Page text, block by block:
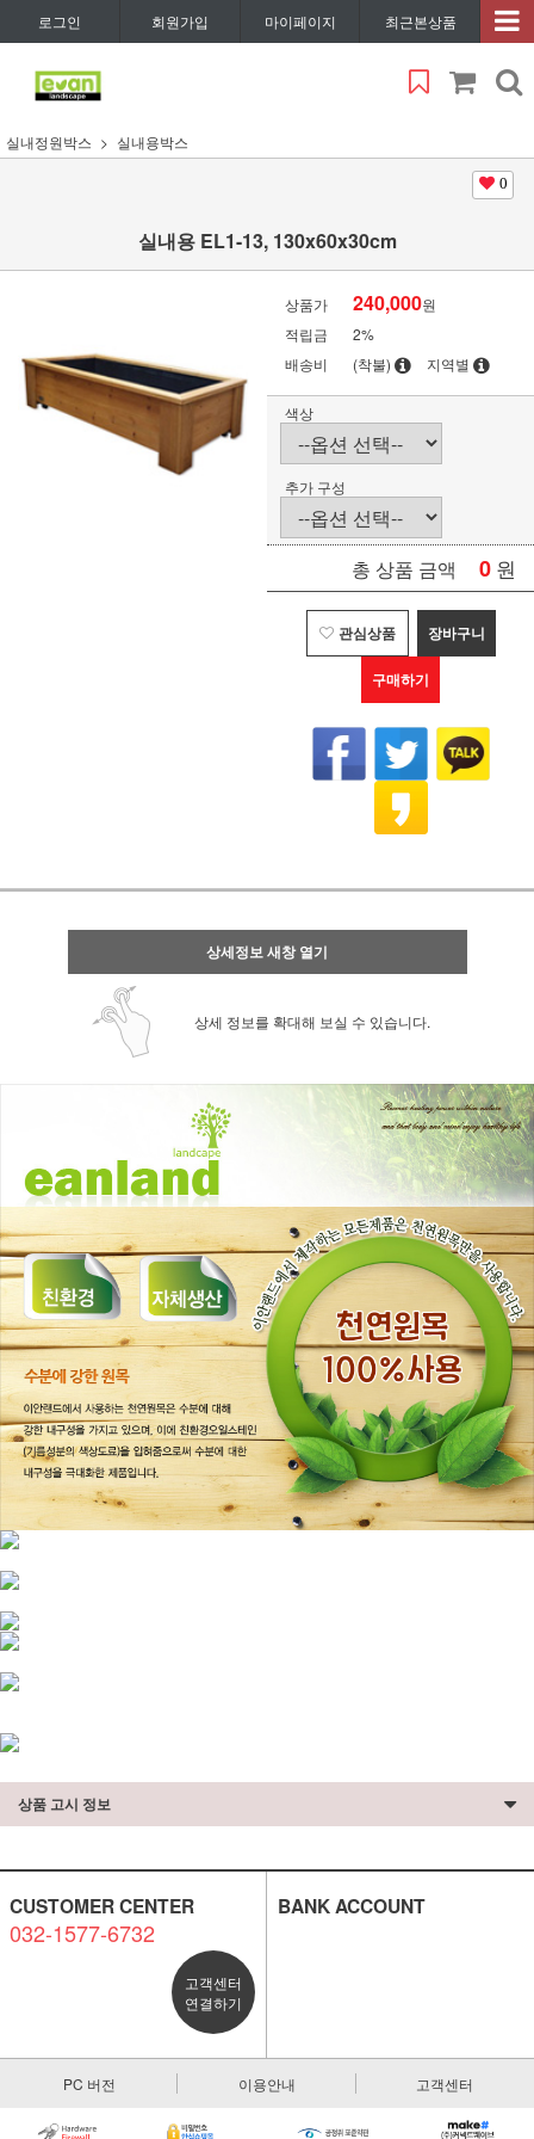
로그인 회원가입 마이페이지 최근본상품
실내정원박스 실내용박스
0
실내용 EL1-13, 130x60x30cm
상품가 240,000원
적립금
2%
배송비
(착불) 지역별
색상
추가 구성
총 상품 금액 0 원
관심상품 장바구니
구매하기
상세정보 새창 열기
상세 정보를 확대해 보실 수 있습니다.
상품 고시 정보
CUSTOMER CENTER
032-1577-6732
고객센터
연결하기
BANK ACCOUNT
PC 버전 이용안내 고객센터